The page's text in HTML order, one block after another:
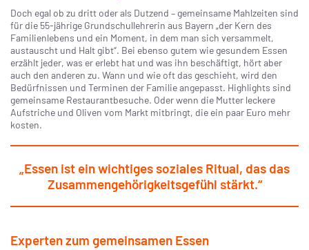
Doch egal ob zu dritt oder als Dutzend – gemeinsame Mahlzeiten sind
für die 55-jährige Grundschullehrerin aus Bayern „der Kern des
Familienlebens und ein Moment, in dem man sich versammelt,
austauscht und Halt gibt“. Bei ebenso gutem wie gesundem Essen
erzählt jeder, was er erlebt hat und was ihn beschäftigt, hört aber
auch den anderen zu. Wann und wie oft das geschieht, wird den
Bedürfnissen und Terminen der Familie angepasst. Highlights sind
gemeinsame Restaurantbesuche. Oder wenn die Mutter leckere
Aufstriche und Oliven vom Markt mitbringt, die ein paar Euro mehr
kosten.
„Essen ist ein wichtiges soziales Ritual, das das
Zusammengehörigkeitsgefühl stärkt.“
Experten zum gemeinsamen Essen